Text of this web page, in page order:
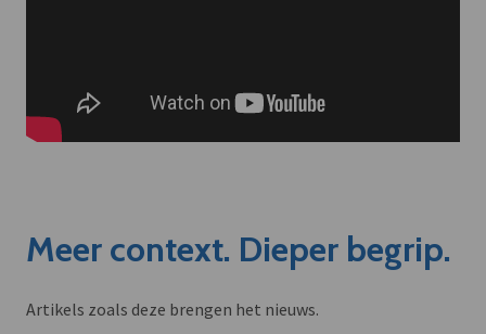
Meer context. Dieper begrip.
Artikels zoals deze brengen het nieuws.